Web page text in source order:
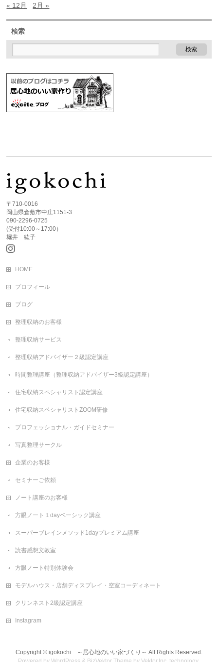
« 12月
2月 »
検索
〒710-0016
岡山県倉敷市中庄1151-3
090-2296-0725
(受付10:00～17:00）
堀井 紘子
HOME
プロフィール
ブログ
整理収納のお客様
整理収納サービス
整理収納アドバイザー２級認定講座
時間整理講座（整理収納アドバイザー3級認定講座）
住宅収納スペシャリスト認定講座
住宅収納スペシャリストZOOM研修
プロフェッショナル・ガイドセミナー
写真整理サークル
企業のお客様
セミナーご依頼
ノート講座のお客様
方眼ノート１dayベーシック講座
スーパーブレインメソッド1dayプレミアム講座
読書感想文教室
方眼ノート特別体験会
モデルハウス・店舗ディスプレイ・空室コーディネート
クリンネスト2級認定講座
Instagram
Copyright © igokochi ～居心地のいい家づくり～ All Rights Reserved.